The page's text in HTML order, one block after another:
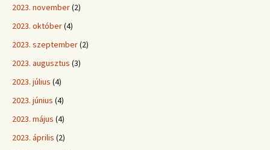
2023. november(2)
2023. október(4)
2023. szeptember(2)
2023. augusztus (3)
2023. július (4)
2023. június (4)
2023. május (4)
2023. április (2)